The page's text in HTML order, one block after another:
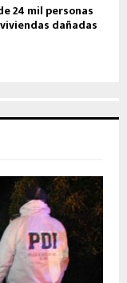
24 mil personas
dañadas